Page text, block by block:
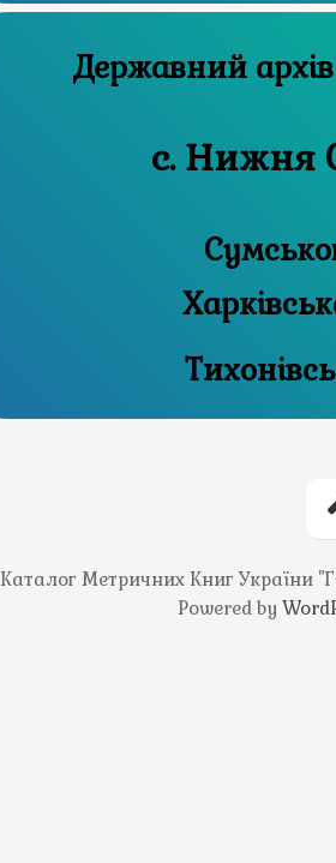
с. Нижня
Каталог Метричних Книг України
Powered by